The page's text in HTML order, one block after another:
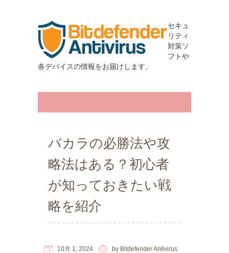
セキュ
リティ
対策ソ
フトや
各デバイスの情報をお届けします。
バカラの必勝法や攻
略法はある？初心者
が知っておきたい戦
略を紹介
10月 1, 2024 by Bitdefender Antivirus